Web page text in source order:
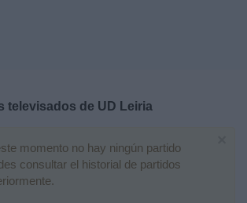
televisados de UD Leiria
momento no hay ningún partido
consultar el historial de partidos